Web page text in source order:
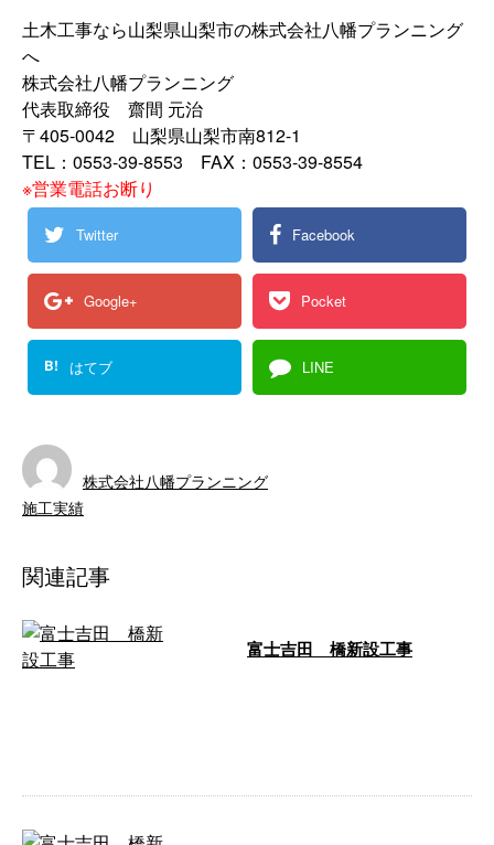
土木工事なら山梨県山梨市の株式会社八幡プランニング
へ
株式会社八幡プランニング
代表取締役 齋間 元治
〒405-0042 山梨県山梨市南812-1
TEL：0553-39-8553 FAX：0553-39-8554
※営業電話お断り
Twitter Facebook
Google+ Pocket
B! はてブ LINE
株式会社八幡プランニング
施工実績
関連記事
富士吉田 橋新設工事